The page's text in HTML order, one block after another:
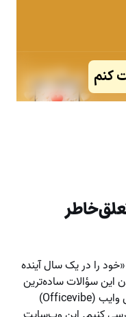
را در یک سال آینده
این سؤالات ساده‌ترین
کار ممکن است اما بیایید از تجربه آفیس وایب (Officevibe)